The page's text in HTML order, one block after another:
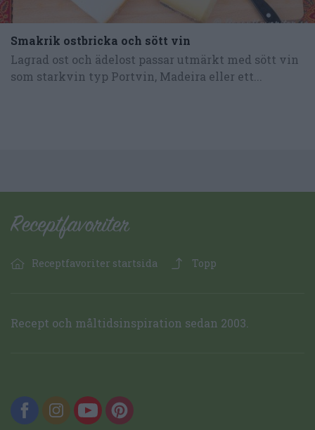
Smakrik ostbricka och sött vin
Lagrad ost och ädelost passar utmärkt med sött vin
som starkvin typ Portvin, Madeira eller ett...
Receptfavoriter startsida Topp
Recept och måltidsinspiration sedan 2003.